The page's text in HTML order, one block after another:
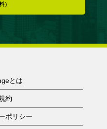
）
とは
約
ポリシー